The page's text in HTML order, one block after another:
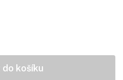
do košíku